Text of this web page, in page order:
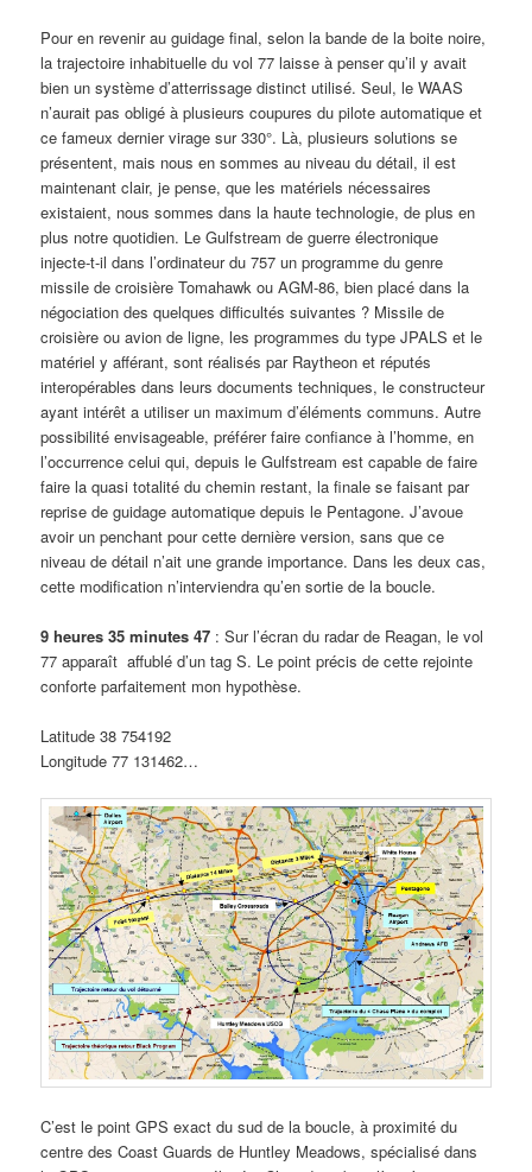
Pour en revenir au guidage final, selon la bande de la boite noire,
la trajectoire inhabituelle du vol 77 laisse à penser qu’il y avait
bien un système d’atterrissage distinct utilisé. Seul, le WAAS
n’aurait pas obligé à plusieurs coupures du pilote automatique et
ce fameux dernier virage sur 330°. Là, plusieurs solutions se
présentent, mais nous en sommes au niveau du détail, il est
maintenant clair, je pense, que les matériels nécessaires
existaient, nous sommes dans la haute technologie, de plus en
plus notre quotidien. Le Gulfstream de guerre électronique
injecte-t-il dans l’ordinateur du 757 un programme du genre
missile de croisière Tomahawk ou AGM-86, bien placé dans la
négociation des quelques difficultés suivantes ? Missile de
croisière ou avion de ligne, les programmes du type JPALS et le
matériel y afférant, sont réalisés par Raytheon et réputés
interopérables dans leurs documents techniques, le constructeur
ayant intérêt a utiliser un maximum d’éléments communs. Autre
possibilité envisageable, préférer faire confiance à l’homme, en
l’occurrence celui qui, depuis le Gulfstream est capable de faire
faire la quasi totalité du chemin restant, la finale se faisant par
reprise de guidage automatique depuis le Pentagone. J’avoue
avoir un penchant pour cette dernière version, sans que ce
niveau de détail n’ait une grande importance. Dans les deux cas,
cette modification n’interviendra qu’en sortie de la boucle.
9 heures 35 minutes 47 : Sur l’écran du radar de Reagan, le vol
77 apparaît affublé d’un tag S. Le point précis de cette rejointe
conforte parfaitement mon hypothèse.
Latitude 38 754192
Longitude 77 131462…
C’est le point GPS exact du sud de la boucle, à proximité du
centre des Coast Guards de Huntley Meadows, spécialisé dans